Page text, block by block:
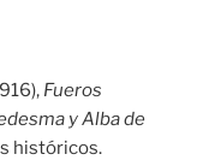
Fueros
y Alba de
históricos.